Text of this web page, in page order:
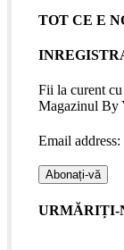
TOT CE E
Fii la curent
Magazinul By
Email address:
URMĂRIȚI-